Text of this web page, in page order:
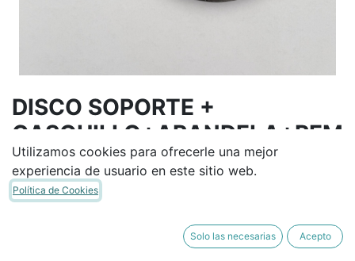
DISCO SOPORTE +
CASQUILLO+ARANDELA+REM
ACHE
Garantía de devolución de 30 días
Utilizamos cookies para ofrecerle una mejor
experiencia de usuario en este sitio web.
Política de Cookies
Solo las necesarias Acepto